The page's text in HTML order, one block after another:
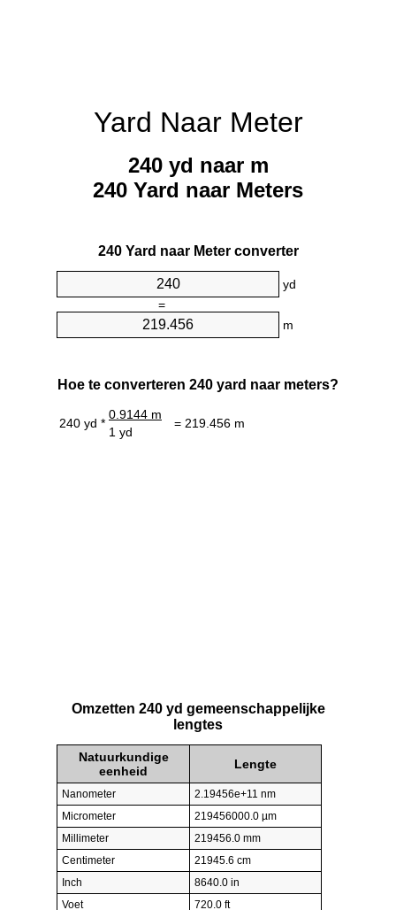
Yard Naar Meter
240 yd naar m
240 Yard naar Meters
240 Yard naar Meter converter
yd
=
m
Hoe te converteren 240 yard naar meters?
240 yd *
0.9144 m
= 219.456 m
1 yd
Omzetten 240 yd gemeenschappelijke
lengtes
Natuurkundige
eenheid
Lengte
Nanometer
2.19456e+11 nm
Micrometer
219456000.0 µm
Millimeter
219456.0 mm
Centimeter
21945.6 cm
Inch
8640.0 in
Voet
720.0 ft